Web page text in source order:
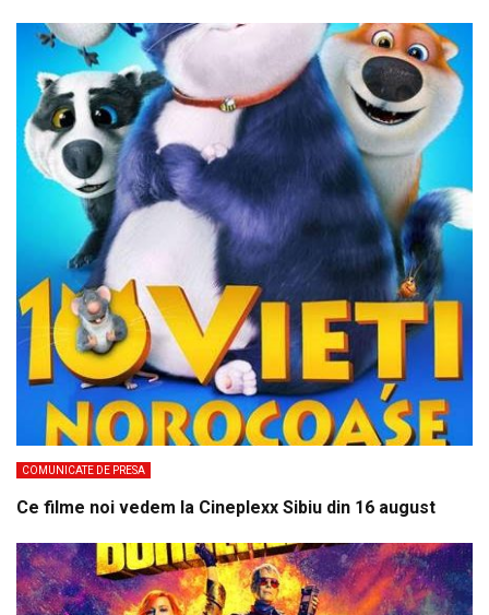
COMUNICATE DE PRESA
Ce filme noi vedem la Cineplexx Sibiu din 16 august